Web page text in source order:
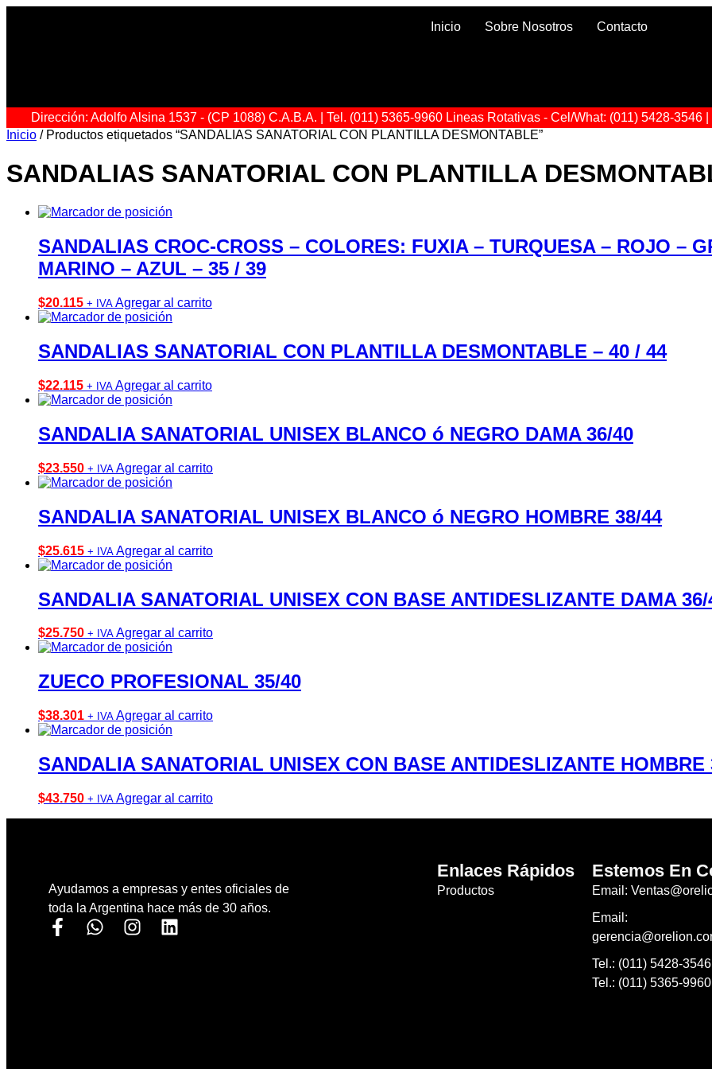
Inicio Sobre Nosotros Contacto
Dirección: Adolfo Alsina 1537 - (CP 1088) C.A.B.A. | Tel. (011) 5365-9960 Lineas Rotativas - Cel/What: (011) 5428-
Inicio / Productos etiquetados “SANDALIAS SANATORIAL CON PLANTILLA DESMONTABLE”
SANDALIAS SANATORIAL CON PLANTILLA
SANDALIAS CROC-CROSS – COLORES: FUXIA – TURQUESA – ROJO –
MARINO – AZUL – 35 / 39
$20.115 + IVA Agregar al carrito
SANDALIAS SANATORIAL CON PLANTILLA DESMONTABLE – 40 / 44
$22.115 + IVA Agregar al carrito
SANDALIA SANATORIAL UNISEX BLANCO ó NEGRO DAMA 36/40
$23.550 + IVA Agregar al carrito
SANDALIA SANATORIAL UNISEX BLANCO ó NEGRO HOMBRE 38/44
$25.615 + IVA Agregar al carrito
SANDALIA SANATORIAL UNISEX CON BASE ANTIDESLIZANTE DAMA 36/
$25.750 + IVA Agregar al carrito
ZUECO PROFESIONAL 35/40
$38.301 + IVA Agregar al carrito
SANDALIA SANATORIAL UNISEX CON BASE ANTIDESLIZANTE HOMBRE
$43.750 + IVA Agregar al carrito
Ayudamos a empresas y entes oficiales de
toda la Argentina hace más de 30 años.
Enlaces Rápidos
Productos
Estemos En
Email:
Email:
Tel.: (011) 5428-3546
Tel.: (011) 5365-9960